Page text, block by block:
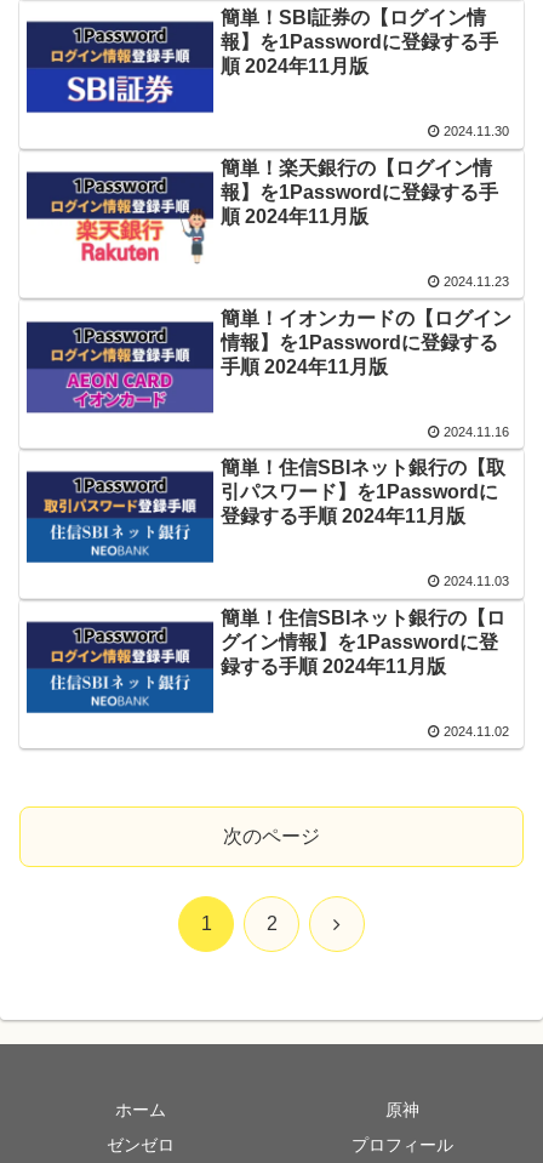
簡単！SBI証券の【ログイン情
報】を1Passwordに登録する手
順 2024年11月版
2024.11.30
簡単！楽天銀行の【ログイン情
報】を1Passwordに登録する手
順 2024年11月版
2024.11.23
簡単！イオンカードの【ログイン
情報】を1Passwordに登録する
手順 2024年11月版
2024.11.16
簡単！住信SBIネット銀行の【取
引パスワード】を1Passwordに
登録する手順 2024年11月版
2024.11.03
簡単！住信SBIネット銀行の【ロ
グイン情報】を1Passwordに登
録する手順 2024年11月版
2024.11.02
次のページ
1 2 次
ホーム
原神
ゼンゼロ
プロフィール